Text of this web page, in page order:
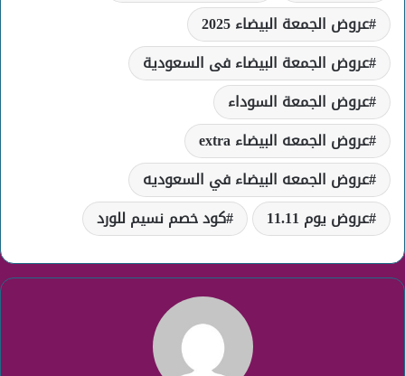
عروض الجمعة البيضاء 2025
عروض الجمعة البيضاء فى السعودية
عروض الجمعة السوداء
عروض الجمعه البيضاء extra
عروض الجمعه البيضاء في السعوديه
عروض يوم 11.11
كود خصم نسيم للورد